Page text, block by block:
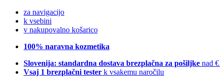
za navigacijo
k vsebini
v nakupovalno košarico
100% naravna kozmetika
Slovenija: standardna dostava brezplačna za pošiljke nad
Vsaj 1 brezplačni tester k vsakemu naročilu